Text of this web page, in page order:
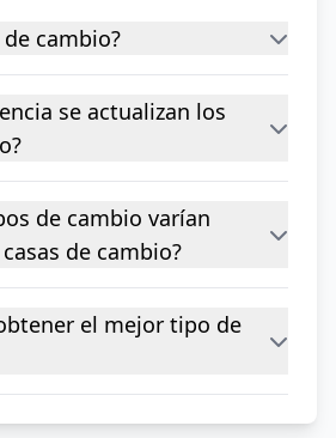
cambio?
se actualizan los
de cambio varían
de cambio?
el mejor tipo de